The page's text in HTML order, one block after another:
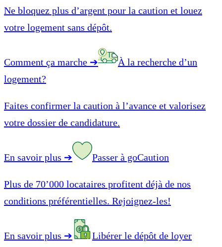
Ne bloquez plus d’argent pour la caution et louez
votre logement sans dépôt.
Comment ça marche ➔
À la recherche d’un
logement?
Faites confirmer la caution à l’avance et valorisez
votre dossier de candidature.
En savoir plus ➔ Passer à goCaution
Plus de 70’000 locataires profitent déjà de nos
conditions préférentielles. Rejoignez-les!
En savoir plus ➔ Libérer le dépôt de loyer